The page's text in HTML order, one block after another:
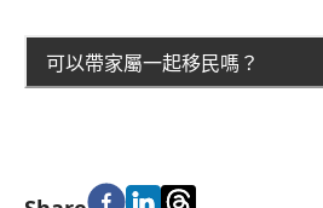
可以帶家屬一起移民嗎？